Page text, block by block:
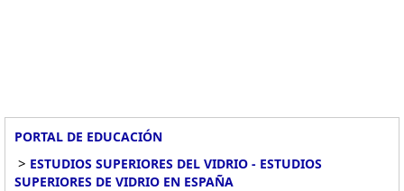
PORTAL DE EDUCACIÓN
> ESTUDIOS SUPERIORES DEL VIDRIO - ESTUDIOS
SUPERIORES DE VIDRIO EN ESPAÑA